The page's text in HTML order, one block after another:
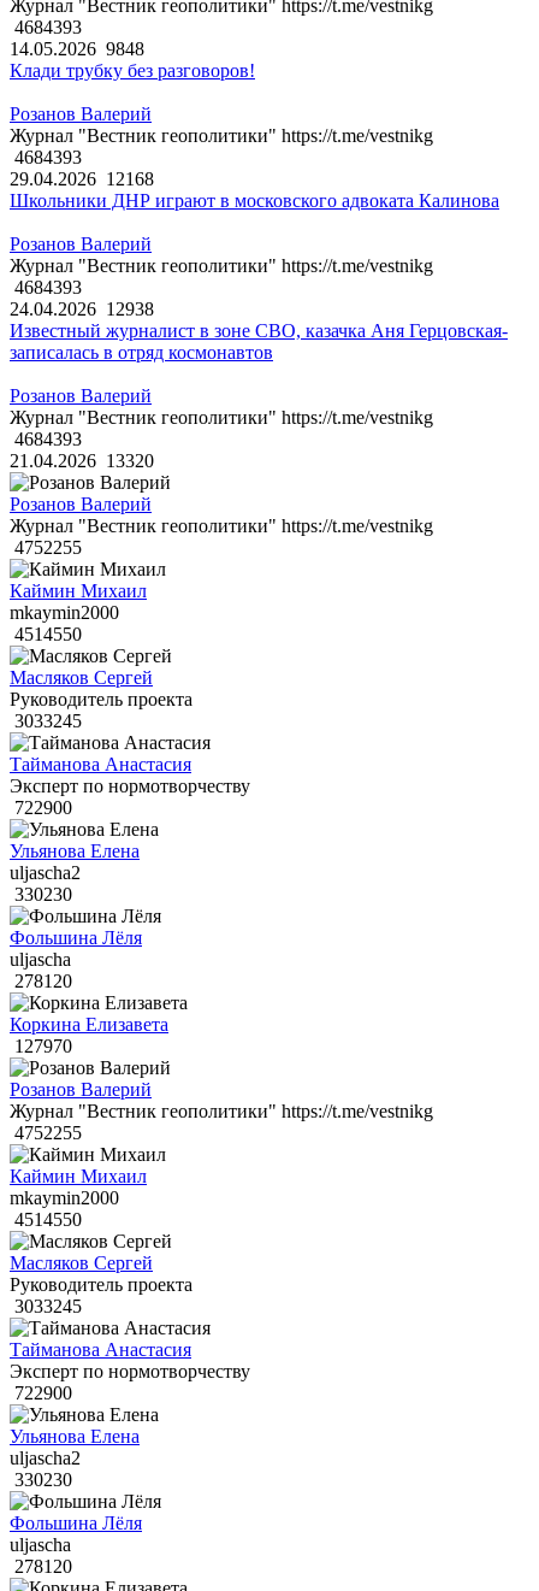
Журнал "Вестник геополитики" https://t.me/vestnikg
4684393
14.05.2026 9848
Клади трубку без разговоров!
Розанов Валерий
Журнал "Вестник геополитики" https://t.me/vestnikg
4684393
29.04.2026 12168
Школьники ДНР играют в московского адвоката Калинова
Розанов Валерий
Журнал "Вестник геополитики" https://t.me/vestnikg
4684393
24.04.2026 12938
Известный журналист в зоне СВО, казачка Аня Герцовская-
записалась в отряд космонавтов
Розанов Валерий
Журнал "Вестник геополитики" https://t.me/vestnikg
4684393
21.04.2026 13320
Розанов Валерий
Журнал "Вестник геополитики" https://t.me/vestnikg
4752255
Каймин Михаил
mkaymin2000
4514550
Масляков Сергей
Руководитель проекта
3033245
Тайманова Анастасия
Эксперт по нормотворчеству
722900
Ульянова Елена
uljascha2
330230
Фольшина Лёля
uljascha
278120
Коркина Елизавета
127970
Розанов Валерий
Журнал "Вестник геополитики" https://t.me/vestnikg
4752255
Каймин Михаил
mkaymin2000
4514550
Масляков Сергей
Руководитель проекта
3033245
Тайманова Анастасия
Эксперт по нормотворчеству
722900
Ульянова Елена
uljascha2
330230
Фольшина Лёля
uljascha
278120